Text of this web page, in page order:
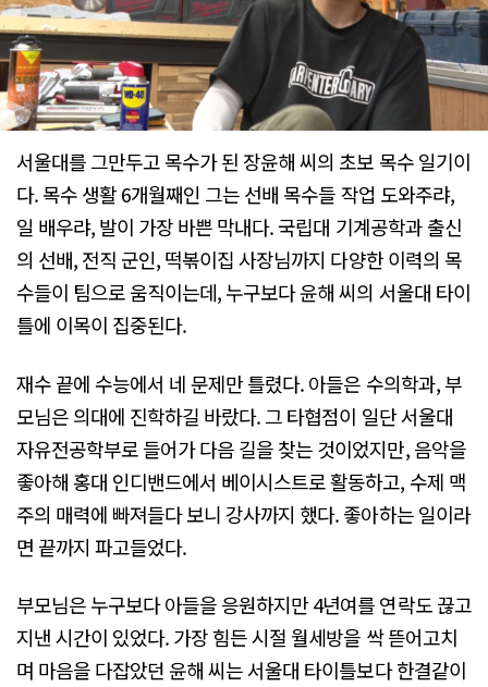
서울대를 그만두고 목수가 된 장윤해 씨의 초보 목수 일기이
다. 목수 생활 6개월째인 그는 선배 목수들 작업 도와주랴,
일 배우랴, 발이 가장 바쁜 막내다. 국립대 기계공학과 출신
의 선배, 전직 군인, 떡볶이집 사장님까지 다양한 이력의 목
수들이 팀으로 움직이는데, 누구보다 윤해 씨의 서울대 타이
틀에 이목이 집중된다.
재수 끝에 수능에서 네 문제만 틀렸다. 아들은 수의학과, 부
모님은 의대에 진학하길 바랐다. 그 타협점이 일단 서울대
자유전공학부로 들어가 다음 길을 찾는 것이었지만, 음악을
좋아해 홍대 인디밴드에서 베이시스트로 활동하고, 수제 맥
주의 매력에 빠져들다 보니 강사까지 했다. 좋아하는 일이라
면 끝까지 파고들었다.
부모님은 누구보다 아들을 응원하지만 4년여를 연락도 끊고
지낸 시간이 있었다. 가장 힘든 시절 월세방을 싹 뜯어고치
며 마음을 다잡았던 윤해 씨는 서울대 타이틀보다 한결같이